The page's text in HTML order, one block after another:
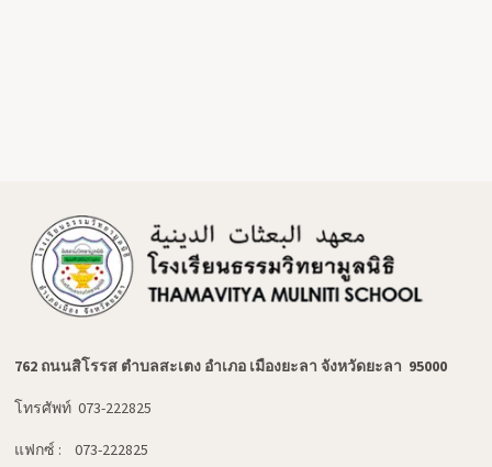
762 ถนนสิโรรส ตำบลสะเตง อำเภอ เมืองยะลา จังหวัดยะลา 95000
โทรศัพท์ 073-222825
แฟกซ์ : 073-222825